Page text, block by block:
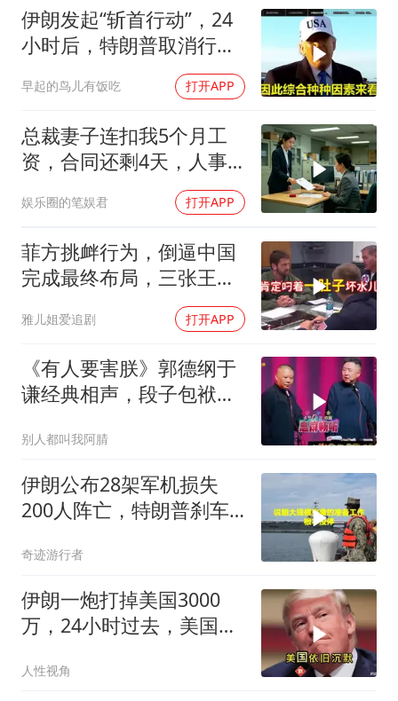
张本智和：零封向鹏不意外
习近平心系体育强国建设
伊朗发起“斩首行动”，24
小时后，特朗普取消行
早起的鸟儿有饭吃 打开APP
总裁妻子连扣我5个月工
资，合同还剩4天，人事
娱乐圈的笔娱君 打开APP
菲方挑衅行为，倒逼中国
完成最终布局，三张王牌
雅儿姐爱追剧 打开APP
《有人要害朕》郭德纲于
谦经典相声，段子包袱满
别人都叫我阿腈
伊朗公布28架军机损失
200人阵亡，特朗普刹车
奇迹游行者
伊朗一炮打掉美国3000
万，24小时过去，美国依
人性视角